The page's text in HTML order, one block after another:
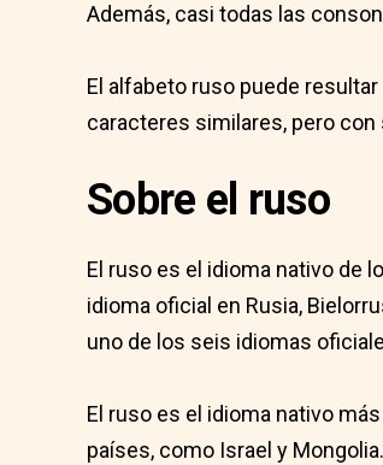
Además, casi todas las
El alfabeto ruso puede
caracteres similares, pero
Sobre el ruso
El ruso es el idioma nativo de
idioma oficial en Rusia,
uno de los seis idiomas
El ruso es el idioma nativo
países, como Israel y